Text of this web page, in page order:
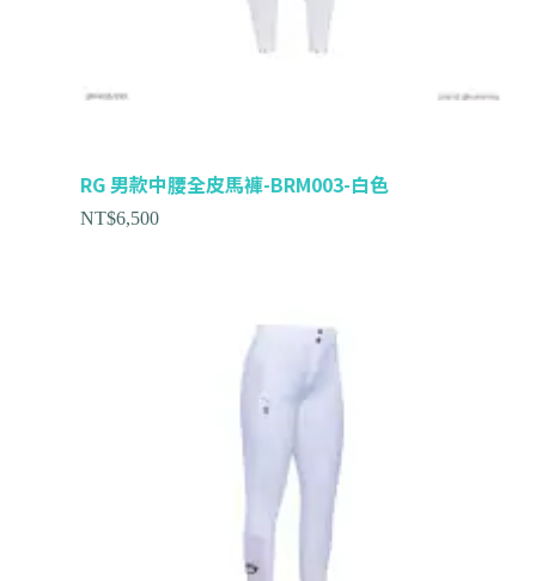
RG 男款中腰全皮馬褲-BRM003-白色
NT$6,500